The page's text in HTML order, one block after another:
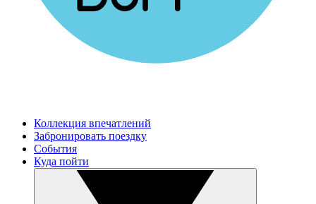
Коллекция впечатлений
Забронировать поездку
События
Куда пойти